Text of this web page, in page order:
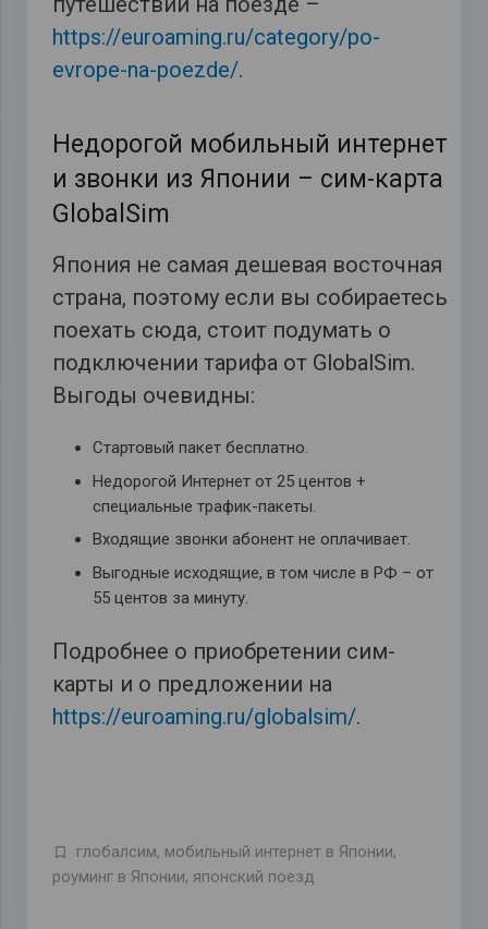
https://euroaming.ru/category/po-
evrope-na-poezde/.
Недорогой мобильный интернет
и звонки из Японии – сим-карта
GlobalSim
Япония не самая дешевая восточная
страна, поэтому если вы собираетесь
поехать сюда, стоит подумать о
подключении тарифа от GlobalSim.
Выгоды очевидны:
Стартовый пакет бесплатно.
Недорогой Интернет от 25 центов +
специальные трафик-пакеты.
Входящие звонки абонент не оплачивает.
Выгодные исходящие, в том числе в РФ – от
55 центов за минуту.
Подробнее о приобретении сим-
карты и о предложении на
https://euroaming.ru/globalsim/.
глобалсим, мобильный интернет в Японии,
роуминг в Японии, японский поезд